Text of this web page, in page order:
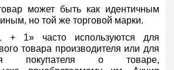
может быть как идентичным
но той же торговой марки.
+ 1» часто используются для
товара производителя или для
покупателя о товаре,